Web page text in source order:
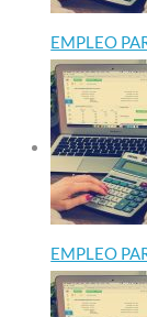
EMPLEO
EMPLEO